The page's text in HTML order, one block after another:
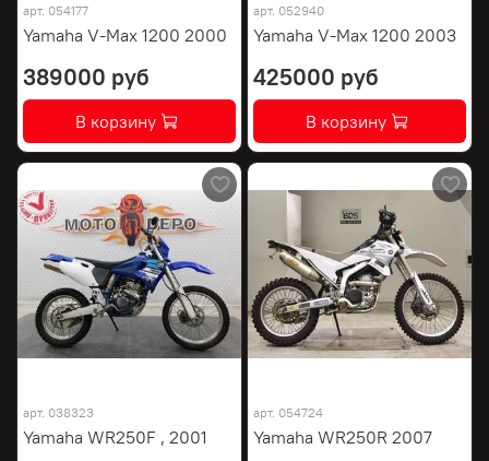
арт. 054177
Yamaha V-Max 1200 2000
389000 руб
В корзину
арт. 052940
Yamaha V-Max 1200 2003
425000 руб
В корзину
арт. 038323
Yamaha WR250F , 2001
арт. 054724
Yamaha WR250R 2007